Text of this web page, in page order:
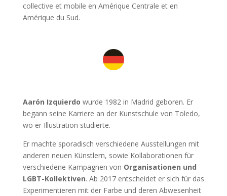
collective et mobile en Amérique Centrale et en
Amérique du Sud.
Aarón Izquierdo wurde 1982 in Madrid geboren. Er
begann seine Karriere an der Kunstschule von Toledo,
wo er Illustration studierte.
Er machte sporadisch verschiedene Ausstellungen mit
anderen neuen Künstlern, sowie Kollaborationen für
verschiedene Kampagnen von Organisationen und
LGBT-Kollektiven. Ab 2017 entscheidet er sich für das
Experimentieren mit der Farbe und deren Abwesenheit